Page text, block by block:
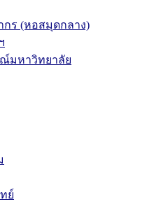
กร (หอสมุดกลาง)
มหาวิทยาลัย
ย์